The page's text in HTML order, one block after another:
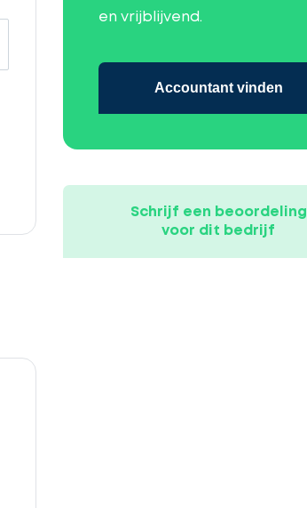
en vrijblijvend.
Accountant vinden
Schrijf een beoordeling
voor dit bedrijf